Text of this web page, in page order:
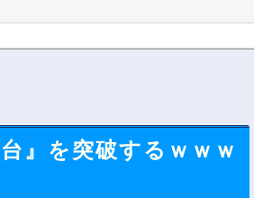
』を突破するｗｗｗ